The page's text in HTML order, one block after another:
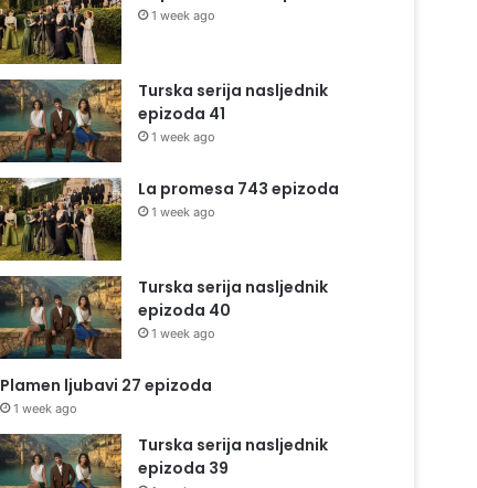
1 week ago
Turska serija nasljednik
epizoda 41
1 week ago
La promesa 743 epizoda
1 week ago
Turska serija nasljednik
epizoda 40
1 week ago
Plamen ljubavi 27 epizoda
1 week ago
Turska serija nasljednik
epizoda 39